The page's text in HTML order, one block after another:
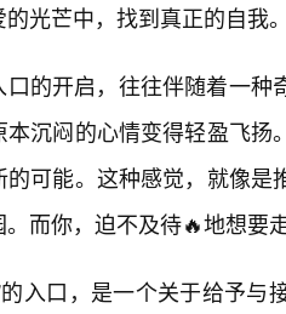
光芒中，找到真正的自我
口的开启，往往伴随着一种
本沉闷的心情变得轻盈飞
的可能。这种感觉，就像
。而你，迫不及待🔥地想要
入口，是一个关于给予与